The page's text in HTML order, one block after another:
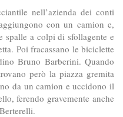
nell’azienda dei conti
con un camion e,
spalle a colpi di sfollagente e
Poi fracassano le biciclette
Bruno Barberini. Quando
però la piazza gremita
da un camion e uccidono il
ferendo gravemente anche